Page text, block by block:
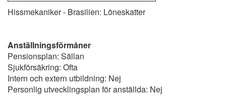
Hissmekaniker - Brasilien: Löneskatter
Anställningsförmåner
Pensionsplan: Sällan
Sjukförsäkring: Ofta
Intern och extern utbildning: Nej
Personlig utvecklingsplan för anställda: Nej